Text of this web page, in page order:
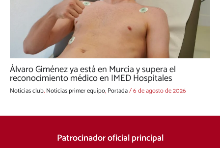
Álvaro Giménez ya está en Murcia y supera el
reconocimiento médico en IMED Hospitales
Noticias club,Noticias primer equipo,Portada/6 de agosto de 2026
Patrocinador oficial principal